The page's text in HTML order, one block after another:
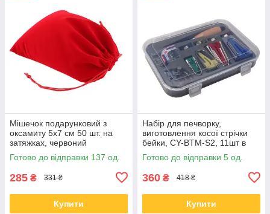
Мішечок подарунковий з
оксамиту 5x7 см 50 шт. на
затяжках, червоний
Готово до відправки 137 од.
285 ₴ 331 ₴
Купити
Набір для печворку,
виготовлення косої стрічки
бейки, CY-BTM-S2, 11шт в
кейсі
Готово до відправки 5 од.
360 ₴ 418 ₴
Купити